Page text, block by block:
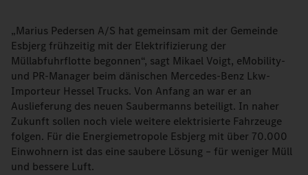
„Marius Pedersen A/S hat gemeinsam mit der Gemeinde
Esbjerg frühzeitig mit der Elektrifizierung der
Müllabfuhrflotte begonnen“, sagt Mikael Voigt, eMobility-
und PR-Manager beim dänischen Mercedes-Benz Lkw-
Importeur Hessel Trucks. Von Anfang an war er an
Auslieferung des neuen Saubermanns beteiligt. In naher
Zukunft sollen noch viele weitere elektrisierte Fahrzeuge
folgen. Für die Energiemetropole Esbjerg mit über 70.000
Einwohnern ist das eine saubere Lösung – für weniger Müll
und bessere Luft.